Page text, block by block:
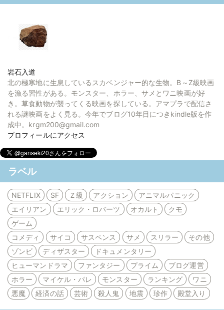
岩石入道
北の極寒地に生息しているスカベンジャー的な生物。B～Z級映画
を漁る習性がある。モンスター、ホラー、サメとワニ映画が好
き。草食動物が襲ってくる映画を探している。アマプラで配信さ
れる謎映画をよく見る。今年でブログ10年目につきkindle版を作
成中。krgm200@gmail.com
プロフィールにアクセス
ラベル
NETFLIX SF Ｚ級 アクション
アニマルパニック
エイリアン
エリック・ロバーツ オカルト
クモ
ゲーム
コメディ
サイコ サスペンス サメ スリラー
その他
ゾンビ
ディザスター
ドキュメンタリー
ヒューマンドラマ
ファンタジー プライム
ブログ運営
ホラー
マイケル・パレ モンスター ランキング
ワニ
悪魔
経済の話 芸術 殺人鬼 地震 珍作 殿堂入り